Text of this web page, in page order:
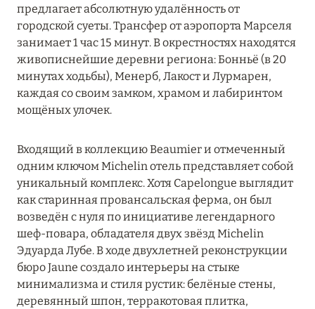
L’Étoile des Baux
La Bastide de Gordes
La Bastide Saint-Antoine
La Bonne Étape
Le Domaine du Mas de Pierre Resort & Spa
Le Prieuré-Baumanière
Le Saint-Rémy
Les Hauts de Gordes
Les Roches Blanches
Private Villas de Château de Berne
предлагает абсолютную удалённость от
городской суеты. Трансфер от аэропорта Марселя
занимает 1 час 15 минут. В окрестностях находятся
живописнейшие деревни региона: Бонньё (в 20
минутах ходьбы), Менерб, Лакост и Лурмарен,
каждая со своим замком, храмом и лабиринтом
мощёных улочек.
Входящий в коллекцию Beaumier и отмеченный
одним ключом Michelin отель представляет собой
уникальный комплекс. Хотя Capelongue выглядит
как старинная провансальская ферма, он был
возведён с нуля по инициативе легендарного
шеф-повара, обладателя двух звёзд Michelin
Эдуарда Лубе. В ходе двухлетней реконструкции
бюро Jaune создало интерьеры на стыке
минимализма и стиля рустик: белёные стены,
деревянный шпон, терракотовая плитка,